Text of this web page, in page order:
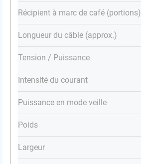
Récipient à marc de café (portions)
Longueur du câble (approx.)
Tension / Puissance
Intensité du courant
Puissance en mode veille
Poids
Largeur